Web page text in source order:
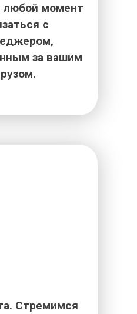
любой момент
с
за вашим
Стремимся